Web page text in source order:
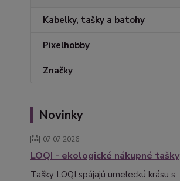
Kabelky, tašky a batohy
Pixelhobby
Značky
Novinky
07.07.2026
LOQI - ekologické nákupné tašky
Tašky LOQI spájajú umeleckú krásu s